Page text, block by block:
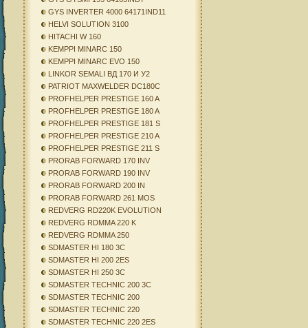
GYS INVERTER 4000 64171IND11
HELVI SOLUTION 3100
HITACHI W 160
KEMPPI MINARC 150
KEMPPI MINARC EVO 150
LINKOR SEMALI ВД 170 И У2
PATRIOT MAXWELDER DC180C
PROFHELPER PRESTIGE 160 A
PROFHELPER PRESTIGE 180 A
PROFHELPER PRESTIGE 181 S
PROFHELPER PRESTIGE 210 A
PROFHELPER PRESTIGE 211 S
PRORAB FORWARD 170 INV
PRORAB FORWARD 190 INV
PRORAB FORWARD 200 IN
PRORAB FORWARD 261 MOS
REDVERG RD220K EVOLUTION
REDVERG RDMMA 220 K
REDVERG RDMMA 250
SDMASTER HI 180 3C
SDMASTER HI 200 2ES
SDMASTER HI 250 3C
SDMASTER TECHNIC 200 3C
SDMASTER TECHNIC 200
SDMASTER TECHNIC 220
SDMASTER TECHNIC 220 2ES